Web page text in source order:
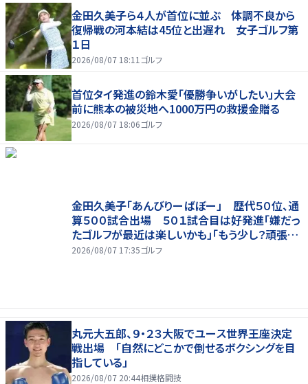
金田久美子ら４人が首位に並ぶ 体調不良から
復帰戦の河本結は45位と出遅れ 女子ゴルフ第
１日
2026/08/07 18:11 ゴルフ
首位タイ発進の鈴木愛「優勝争いがしたい」大会
前に熊本の被災地へ1000万円の救援金贈る
2026/08/07 18:06ゴルフ
金田久美子「あんびりーばぼー」 歴代５０位、通
算５００試合出場 ５０１試合目は好発進「嫌だっ
たゴルフが最近は楽しいかも」「もう少し？頑張り
たいな」
2026/08/07 17:35ゴルフ
丸元大五郎、９・２３大阪でユース世界王座決定
戦出場 「自然にどこかで倒せるボクシングを目
指している」
2026/08/07 20:44相撲格闘技